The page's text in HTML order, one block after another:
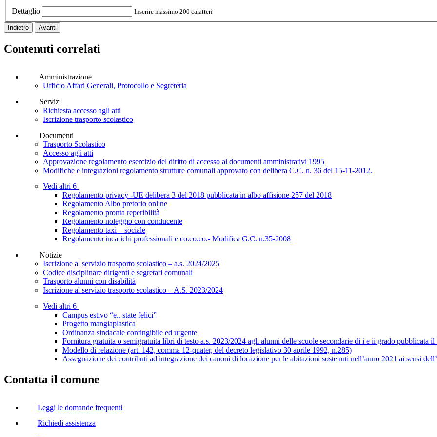
Dettaglio Inserire massimo 200 caratteri
Indietro Avanti
Contenuti correlati
Amministrazione
Ufficio Affari Generali, Protocollo e Segreteria
Servizi
Richiesta accesso agli atti
Iscrizione trasporto scolastico
Documenti
Trasporto Scolastico
Accesso agli atti
Approvazione regolamento esercizio del diritto di accesso ai documenti amministrativi 1995
Modifiche e integrazioni regolamento strutture comunali approvato con delibera C.C. n. 36 del 15-11-2012.
Vedi altri 6
Regolamento privacy -UE delibera 3 del 2018 pubblicata in albo affisione 257 del 2018
Regolamento Albo pretorio online
Regolamento pronta reperibilità
Regolamento noleggio con conducente
Regolamento taxi – sociale
Regolamento incarichi professionali e co.co.co.- Modifica G.C. n.35-2008
Notizie
Iscrizione al servizio trasporto scolastico – a.s. 2024/2025
Codice disciplinare dirigenti e segretari comunali
Trasporto alunni con disabilità
Iscrizione al servizio trasporto scolastico – A.S. 2023/2024
Vedi altri 6
Campus estivo “e.. state felici”
Progetto mangiaplastica
Ordinanza sindacale contingibile ed urgente
Fornitura gratuita o semigratuita libri di testo a.s. 2023/2024 agli alunni delle scuole secondarie di i e ii grado pubblicata il
Modello di relazione (art. 142, comma 12-quater, del decreto legislativo 30 aprile 1992, n.285)
Assegnazione dei contributi ad integrazione dei canoni di locazione per le abitazioni sostenuti nell’anno 2021 ai sensi
Contatta il comune
Leggi le domande frequenti
Richiedi assistenza